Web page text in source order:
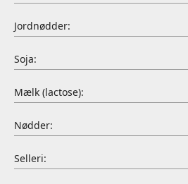
Jordnødder:
Soja:
Mælk (lactose):
Nødder:
Selleri: